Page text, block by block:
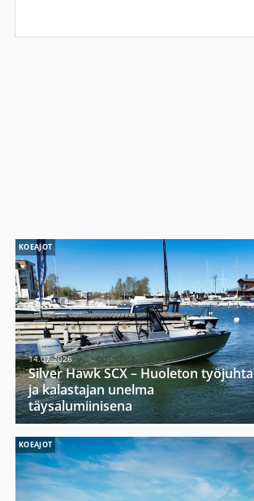
KOEAJOT
14.07.2026
Silver Hawk SCX – Huoleton työjuhta
ja kalastajan unelma
täysalumiinisena
KOEAJOT